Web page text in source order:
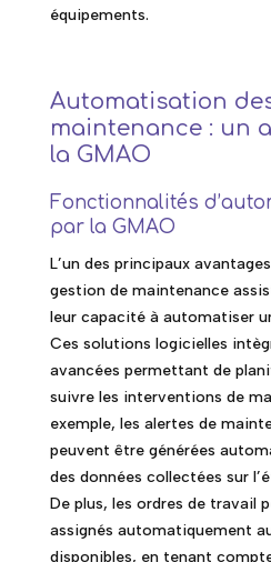
équipements.
Automatisation
maintenance : un
la GMAO
Fonctionnalités
par la GMAO
L’un des principaux
gestion de maintenance
leur capacité à automatiser
Ces solutions logicielles
avancées permettant de
suivre les interventions de
exemple, les alertes de
peuvent être générées
des données collectées sur
De plus, les ordres de travail
assignés automatiquement
disponibles, en tenant